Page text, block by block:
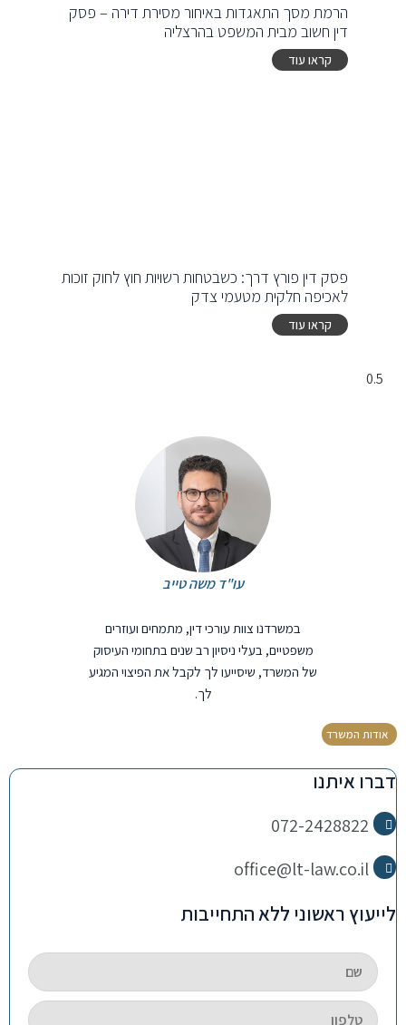
הרמת מסך התאגדות באיחור מסירת דירה – פסק
דין חשוב מבית המשפט בהרצליה
קראו עוד
פסק דין פורץ דרך: כשבטחות רשויות חוץ לחוק זוכות
לאכיפה חלקית מטעמי צדק
קראו עוד
עו"ד משה טייב
במשרדנו צוות עורכי דין, מתמחים ועוזרים
משפטיים, בעלי ניסיון רב שנים בתחומי העיסוק
של המשרד, שיסייעו לך לקבל את הפיצוי המגיע
לך.
אודות המשרד
דברו איתנו
072-2428822
office@lt-law.co.il
לייעוץ ראשוני ללא התחייבות